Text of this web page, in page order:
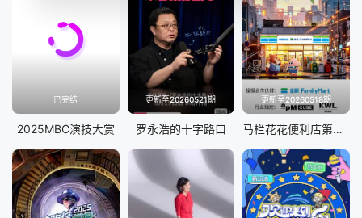
20250708中
20250709下 20250710加更
20250715中
20250716下 20250717加更
已完结
2025MBC演技大赏
更新至20260521期
罗永浩的十字路口
更新至20260518期
马栏花花便利店第三季